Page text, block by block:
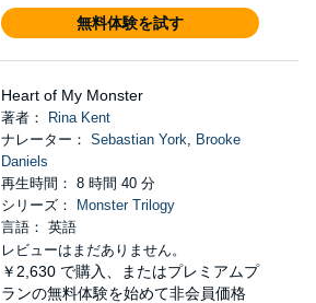
無料体験を試す
Heart of My Monster
著者：
Rina Kent
ナレーター： Sebastian York, Brooke
Daniels
再生時間： 8 時間 40 分
シリーズ：
Monster Trilogy
言語： 英語
レビューはまだありません。
￥2,630 で購入、またはプレミアムプ
ランの無料体験を始めて非会員価格